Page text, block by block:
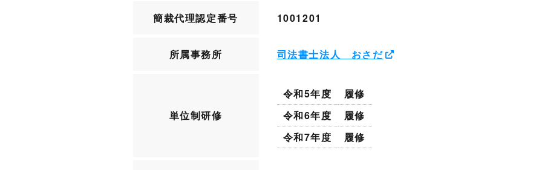
簡裁代理認定番号 1001201
所属事務所 司法書士法人 おさだ
単位制研修
令和5年度
履修
令和6年度
履修
令和7年度
履修